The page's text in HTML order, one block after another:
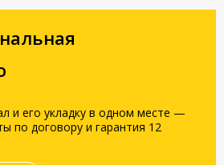
и его укладку в одном месте —
по договору и гарантия 12